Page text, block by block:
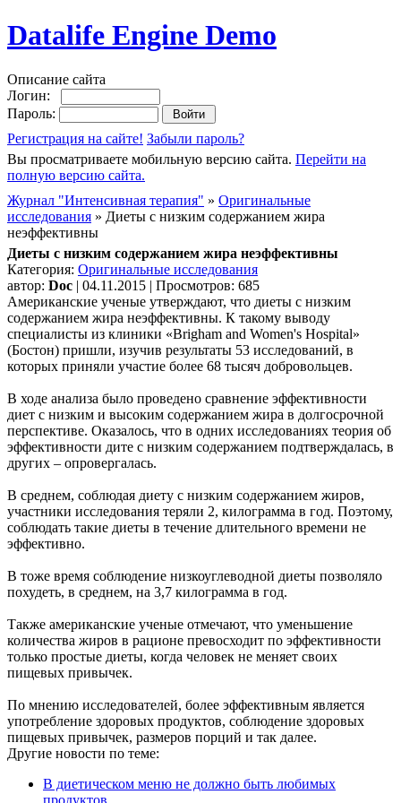
Datalife Engine Demo
Описание сайта
Логин:
Пароль:
Регистрация на сайте! Забыли пароль?
Вы просматриваете мобильную версию сайта. Перейти на
полную версию сайта.
Журнал "Интенсивная терапия" » Оригинальные
исследования » Диеты с низким содержанием жира
неэффективны
Диеты с низким содержанием жира неэффективны
Категория: Оригинальные исследования
автор: Doc | 04.11.2015 | Просмотров: 685
Американские ученые утверждают, что диеты с низким
содержанием жира неэффективны. К такому выводу
специалисты из клиники «Brigham and Women's Hospital»
(Бостон) пришли, изучив результаты 53 исследований, в
которых приняли участие более 68 тысяч добровольцев.
В ходе анализа было проведено сравнение эффективности
диет с низким и высоким содержанием жира в долгосрочной
перспективе. Оказалось, что в одних исследованиях теория об
эффективности дите с низким содержанием подтверждалась, в
других – опровергалась.
В среднем, соблюдая диету с низким содержанием жиров,
участники исследования теряли 2, килограмма в год. Поэтому,
соблюдать такие диеты в течение длительного времени не
эффективно.
В тоже время соблюдение низкоуглеводной диеты позволяло
похудеть, в среднем, на 3,7 килограмма в год.
Также американские ученые отмечают, что уменьшение
количества жиров в рационе превосходит по эффективности
только простые диеты, когда человек не меняет своих
пищевых привычек.
По мнению исследователей, более эффективным является
употребление здоровых продуктов, соблюдение здоровых
пищевых привычек, размеров порций и так далее.
Другие новости по теме:
В диетическом меню не должно быть любимых
продуктов